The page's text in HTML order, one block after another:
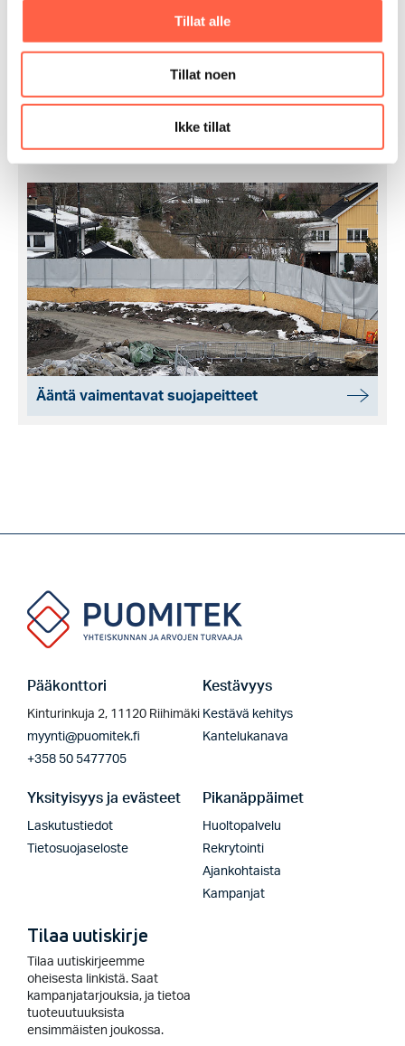
Tillat alle
Tillat noen
Ikke tillat
Suojapeitteet ja kankaat
Ääntä vaimentavat suojapeitteet
Pääkonttori
Kinturinkuja 2, 11120 Riihimäki
myynti@puomitek.fi
+358 50 5477705
Kestävyys
Kestävä kehitys
Kantelukanava
Yksityisyys ja evästeet
Laskutustiedot
Tietosuojaseloste
Pikanäppäimet
Huoltopalvelu
Rekrytointi
Ajankohtaista
Kampanjat
Tilaa uutiskirje
Tilaa uutiskirjeemme
oheisesta linkistä. Saat
kampanjatarjouksia, ja tietoa
tuoteuutuuksista
ensimmäisten joukossa.